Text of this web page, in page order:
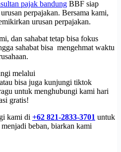
pajak bandung BBF siap
perpajakan. Bersama kami,
urusan perpajakan.
dan sahabat tetap bisa fokus
sahabat bisa mengehmat waktu
melalui
atau bisa juga kunjungi tiktok
untuk menghubungi kami hari
gratis!
kami di +62 821-2833-3701 untuk
beban, biarkan kami